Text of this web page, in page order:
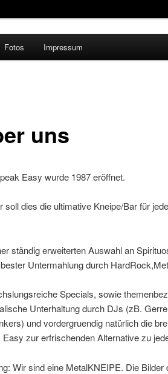
Fotos Impressum
uns
Easy wurde 1987 eröffnet.
soll dies die ultimative Kneipe/Bar für
ständig erweiterten Auswahl an
Untermahlung durch
Specials, sowie
Unterhaltung durch DJs (zB.
und vordergruendig natürlich die
Easy zur erfrischenden Alternative zu
Wir sind eine MetalKNEIPE. Die